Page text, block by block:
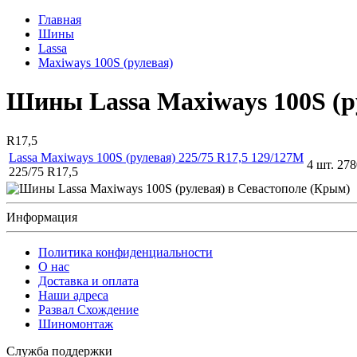
Главная
Шины
Lassa
Maxiways 100S (рулевая)
Шины Lassa Maxiways 100S
R17,5
Lassa Maxiways 100S (рулевая) 225/75 R17,5 129/127M
225/75 R17,5
4 шт.
Информация
Политика конфиденциальности
O нас
Доставка и оплата
Наши адреса
Развал Схождение
Шиномонтаж
Служба поддержки